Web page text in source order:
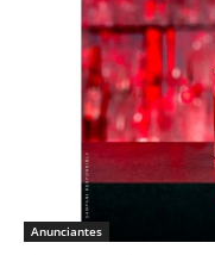
Anunciantes